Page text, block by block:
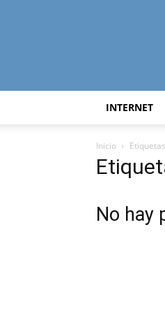
INTERNET
Inicio Etiquetas
No hay